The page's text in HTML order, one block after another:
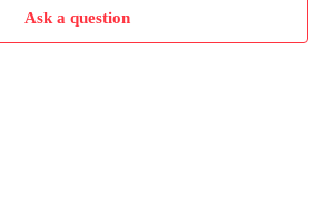
Ask a question